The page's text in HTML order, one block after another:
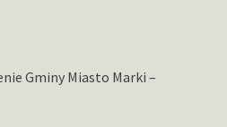
Gminy Miasto Marki –